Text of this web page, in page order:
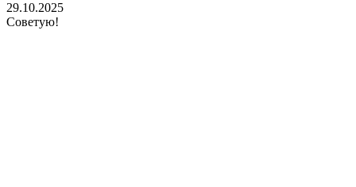
29.10.2025
Советую!